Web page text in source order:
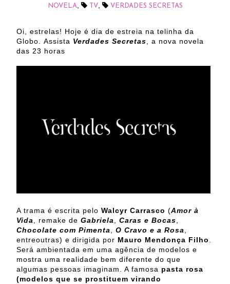
NOVELA, TV, VERDADES SECRETAS
Oi, estrelas! Hoje é dia de estreia na telinha da
Globo. Assista Verdades Secretas, a nova novela
das 23 horas
A trama é escrita pelo Walcyr Carrasco (Amor à
Vida, remake de Gabriela, Caras e Bocas,
Chocolate com Pimenta, O Cravo e a Rosa,
entreoutras) e dirigida por Mauro Mendonça Filho.
Será ambientada em uma agência de modelos e
mostra uma realidade bem diferente do que
algumas pessoas imaginam. A famosa pasta rosa
(modelos que se prostituem virando